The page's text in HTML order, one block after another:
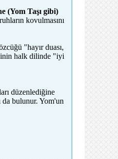
(Yom Taşı gibi)
kovulmasını
"hayır duası,
halk dilinde "iyi
düzenlediğine
da bulunur. Yom'un